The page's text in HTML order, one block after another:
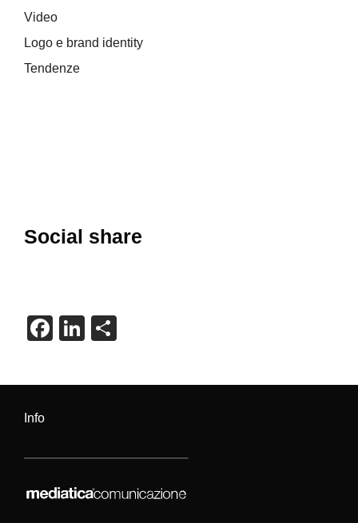
Video
Logo e brand identity
Tendenze
Social share
F
c
o
o
k
Li
k
n
n
di
Info